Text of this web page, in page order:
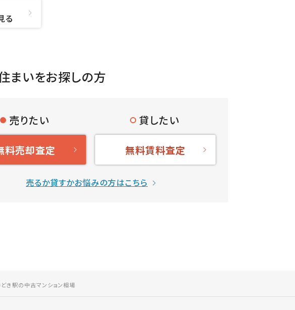
る
まいをお探しの方
売りたい
料売却査定
貸したい
無料賃料査定
売るか貸すかお悩みの方はこちら
き駅の中古マンション相場